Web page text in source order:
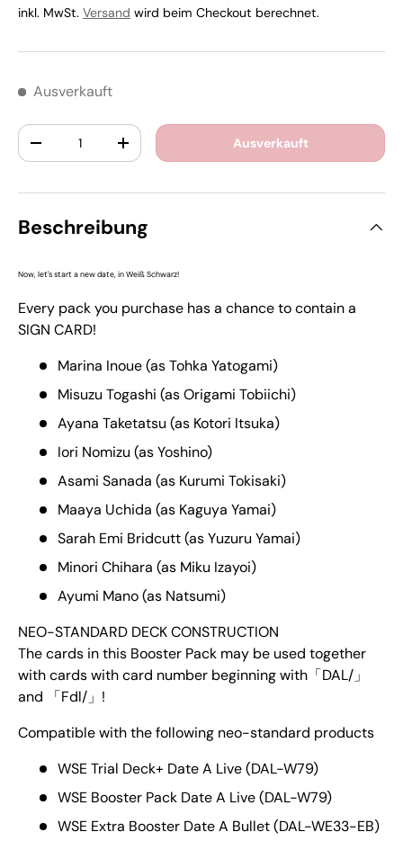
inkl. MwSt. Versand wird beim Checkout berechnet.
Ausverkauft
Anzahl
+ Ausverkauft
Beschreibung
Now, let's start a new date, in Weiß Schwarz!
Every pack you purchase has a chance to contain a
SIGN CARD!
Marina Inoue (as Tohka Yatogami)
Misuzu Togashi (as Origami Tobiichi)
Ayana Taketatsu (as Kotori Itsuka)
Iori Nomizu (as Yoshino)
Asami Sanada (as Kurumi Tokisaki)
Maaya Uchida (as Kaguya Yamai)
Sarah Emi Bridcutt (as Yuzuru Yamai)
Minori Chihara (as Miku Izayoi)
Ayumi Mano (as Natsumi)
NEO-STANDARD DECK CONSTRUCTION
The cards in this Booster Pack may be used together
with cards with card number beginning with「DAL/」
and 「Fdl/」!
Compatible with the following neo-standard products
WSE Trial Deck+ Date A Live (DAL-W79)
WSE Booster Pack Date A Live (DAL-W79)
WSE Extra Booster Date A Bullet (DAL-WE33-EB)